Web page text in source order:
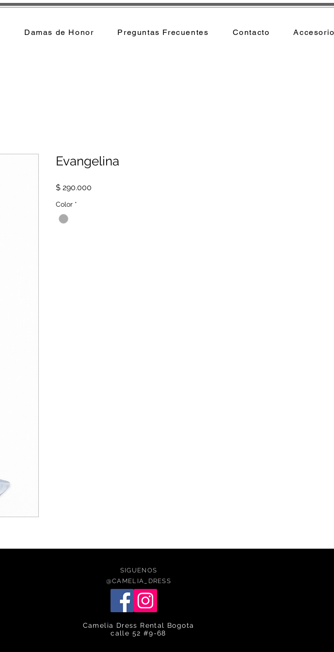
Damas de Honor Preguntas Frecuentes Contacto
Evangelina
$ 290.000
Color *
SIGUENOS
@CAMELIA_DRESS
Camelia Dress Rental Bogota
calle 52 #9-68